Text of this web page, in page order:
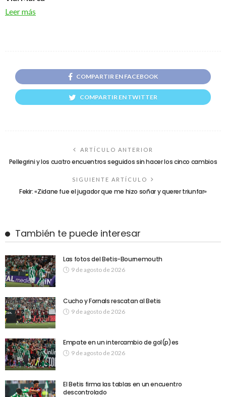
Leer más
COMPARTIR EN FACEBOOK
COMPARTIR EN TWITTER
ARTÍCULO ANTERIOR
Pellegrini y los cuatro encuentros seguidos sin hacer los cinco cambios
SIGUIENTE ARTÍCULO
Fekir: «Zidane fue el jugador que me hizo soñar y querer triunfar»
También te puede interesar
Las fotos del Betis-Bournemouth
9 de agosto de 2026
Cucho y Fornals rescatan al Betis
9 de agosto de 2026
Empate en un intercambio de gol(p)es
9 de agosto de 2026
El Betis firma las tablas en un encuentro
descontrolado